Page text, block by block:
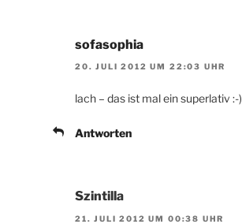
sofasophia
20. JULI 2012 UM 22:03 UHR
lach – das ist mal ein superlativ :-)
Antworten
Szintilla
21. JULI 2012 UM 00:38 UHR